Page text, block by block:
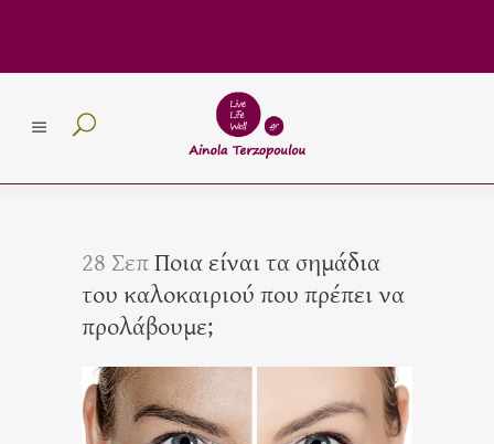
28 ΣεπΠοια είναι τα σημάδια
του καλοκαιριού που πρέπει να
προλάβουμε;